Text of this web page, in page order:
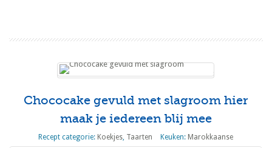
Chococake gevuld met slagroom hier
maak je iedereen blij mee
Recept categorie: Koekjes, Taarten Keuken: Marokkaanse